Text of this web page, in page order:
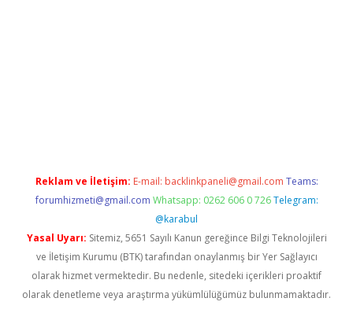
Reklam ve İletişim: E-mail: backlinkpaneli@gmail.com Teams:
forumhizmeti@gmail.com Whatsapp: 0262 606 0 726 Telegram:
@karabul
Yasal Uyarı: Sitemiz, 5651 Sayılı Kanun gereğince Bilgi Teknolojileri
ve İletişim Kurumu (BTK) tarafından onaylanmış bir Yer Sağlayıcı
olarak hizmet vermektedir. Bu nedenle, sitedeki içerikleri proaktif
olarak denetleme veya araştırma yükümlülüğümüz bulunmamaktadır.